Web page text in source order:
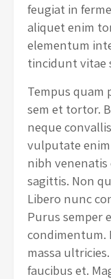
feugiat in
aliquet enim
elementum
tincidunt vitae
Tempus quam
sem et tortor.
neque
vulputate
nibh venenatis
sagittis. Non
Libero nunc
Purus semper
condimentum.
massa
faucibus et.